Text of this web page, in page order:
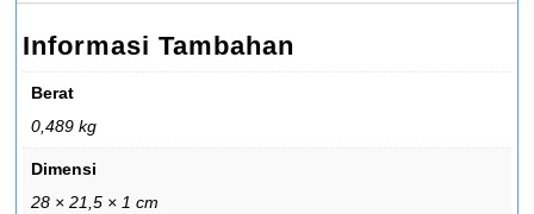
Informasi Tambahan
Berat
0,489 kg
Dimensi
28 × 21,5 × 1 cm